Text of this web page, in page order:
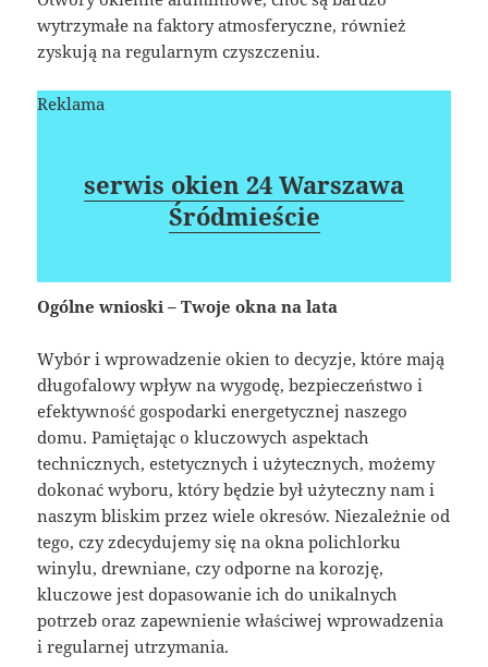
wytrzymałe na faktory atmosferyczne, również
zyskują na regularnym czyszczeniu.
Reklama
serwis okien 24 Warszawa
Śródmieście
Ogólne wnioski – Twoje okna na lata
Wybór i wprowadzenie okien to decyzje, które mają
długofalowy wpływ na wygodę, bezpieczeństwo i
efektywność gospodarki energetycznej naszego
domu. Pamiętając o kluczowych aspektach
technicznych, estetycznych i użytecznych, możemy
dokonać wyboru, który będzie był użyteczny nam i
naszym bliskim przez wiele okresów. Niezależnie od
tego, czy zdecydujemy się na okna polichlorku
winylu, drewniane, czy odporne na korozję,
kluczowe jest dopasowanie ich do unikalnych
potrzeb oraz zapewnienie właściwej wprowadzenia
i regularnej utrzymania.